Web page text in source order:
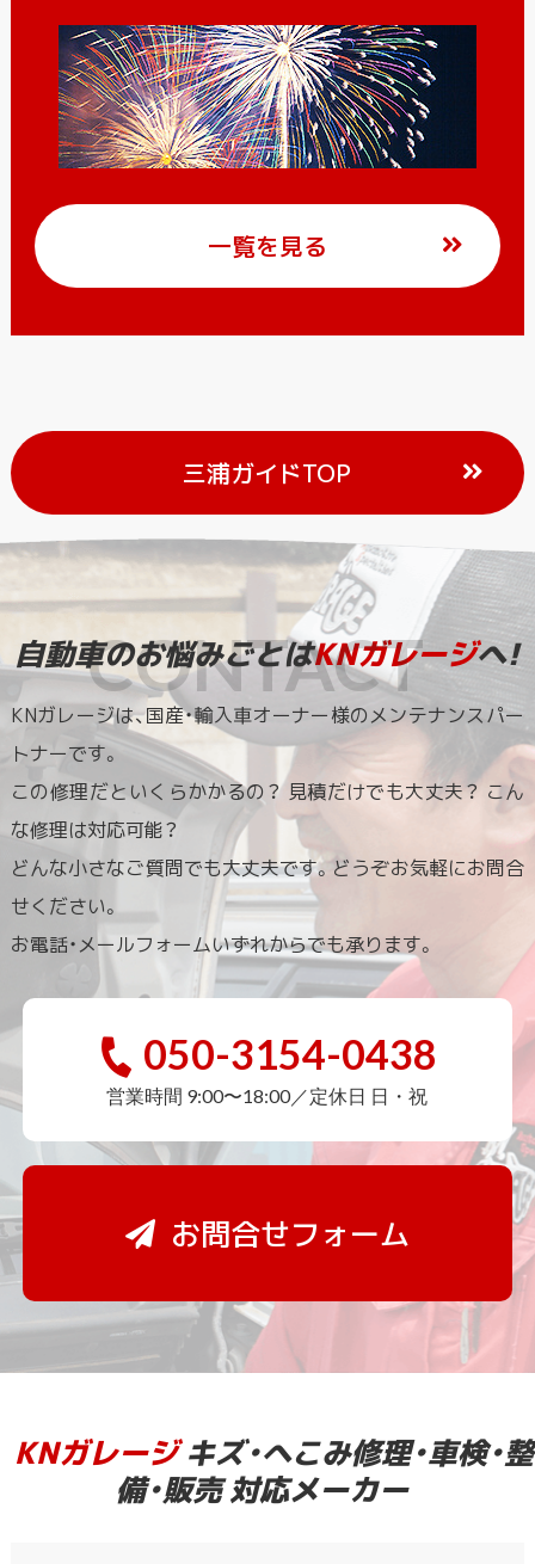
一覧を見る
三浦ガイドTOP
自動車のお悩みごとはKNガレージへ!
KNガレージは、国産・輸入車オーナー様のメンテナンスパー
トナーです。
この修理だといくらかかるの？ 見積だけでも大丈夫？ こん
な修理は対応可能？
どんな小さなご質問でも大丈夫です。どうぞお気軽にお問合
せください。
お電話・メールフォームいずれからでも承ります。
050-3154-0438
営業時間 9:00〜18:00／定休日 日・祝
お問合せフォーム
KNガレージキズ・へこみ修理・車検・整
備・販売 対応メーカー